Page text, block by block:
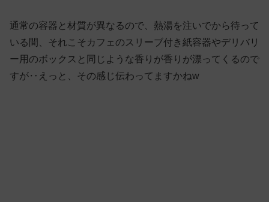
通常の容器と材質が異なるので、熱湯を注いでから待って
いる間、それこそカフェのスリーブ付き紙容器やデリバリ
ー用のボックスと同じような香りが香りが漂ってくるので
すが‥えっと、その感じ伝わってますかねw